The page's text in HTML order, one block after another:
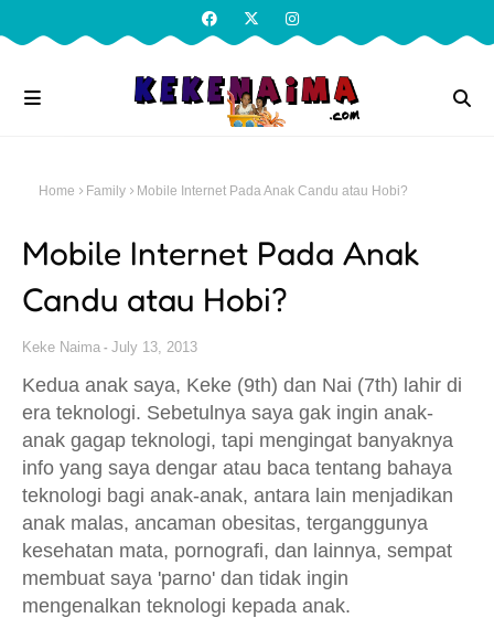
Home Family Mobile Internet Pada Anak Candu atau Hobi?
Mobile Internet Pada Anak
Candu atau Hobi?
Keke Naima July 13, 2013
Kedua anak saya, Keke (9th) dan Nai (7th) lahir di
era teknologi. Sebetulnya saya gak ingin anak-
anak gagap teknologi, tapi mengingat banyaknya
info yang saya dengar atau baca tentang bahaya
teknologi bagi anak-anak, antara lain menjadikan
anak malas, ancaman obesitas, terganggunya
kesehatan mata, pornografi, dan lainnya, sempat
membuat saya 'parno' dan tidak ingin
mengenalkan teknologi kepada anak.